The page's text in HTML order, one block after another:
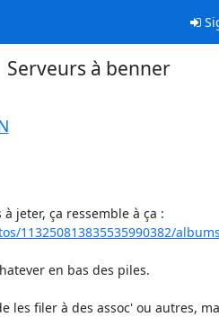
Serveurs à benner
113250813835535990382/
en bas des piles.
les filer à des assoc' ou autres,